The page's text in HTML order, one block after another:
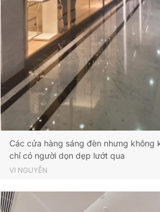
Các cửa hàng sáng đèn nhưng không
chỉ có người dọn dẹp lướt qua
VI NGUYỄN